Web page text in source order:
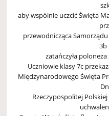
aby wspólnie uczcić Święta
przewodnicząca
3b
zatańczyła
Uczniowie klasy 7c
Międzynarodowego Święta
Rzeczypospolitej